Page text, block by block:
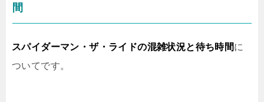
間
スパイダーマン・ザ・ライドの混雑状況と待ち時間に
ついてです。